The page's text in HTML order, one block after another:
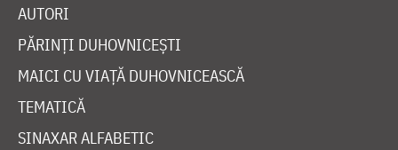
AUTORI
PĂRINȚI DUHOVNICEȘTI
MAICI CU VIAȚĂ DUHOVNICEASCĂ
TEMATICĂ
SINAXAR ALFABETIC